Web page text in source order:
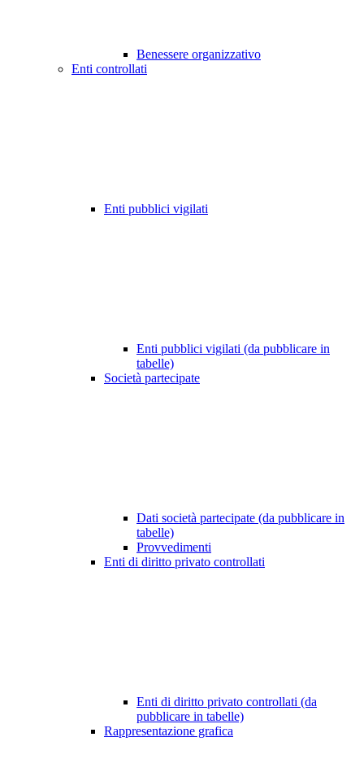
Benessere organizzativo
Enti controllati
Enti pubblici vigilati
Enti pubblici vigilati (da pubblicare in
tabelle)
Società partecipate
Dati società partecipate (da pubblicare in
tabelle)
Provvedimenti
Enti di diritto privato controllati
Enti di diritto privato controllati (da
pubblicare in tabelle)
Rappresentazione grafica